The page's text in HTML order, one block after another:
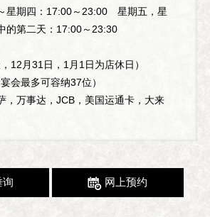
星期四：17:00～23:00 星期五，星
的第二天：17:00～23:30
12月31日，1月1日为店休日）
会最多可容纳37位）
，万事达，JCB，美国运通卡，大来
询 网上预约